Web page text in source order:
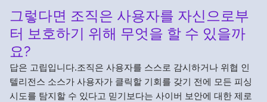
그렇다면 조직은 사용자를 자신으로부
터 보호하기 위해 무엇을 할 수 있을까
요?
답은 고립입니다.조직은 사용자를 스스로 감시하거나 위협 인
텔리전스 소스가 사용자가 클릭할 기회를 갖기 전에 모든 피싱
시도를 탐지할 수 있다고 믿기보다는 사이버 보안에 대한 제로